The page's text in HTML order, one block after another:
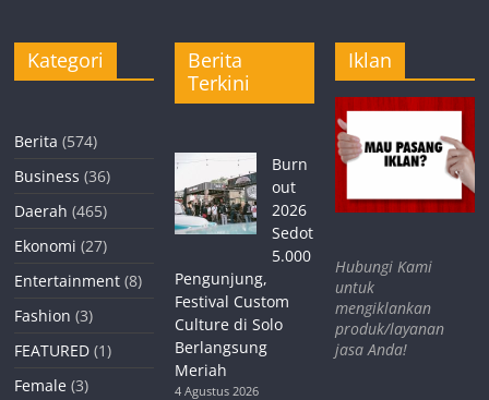
Kategori
Berita (574)
Business (36)
Daerah (465)
Ekonomi (27)
Entertainment (8)
Fashion (3)
FEATURED (1)
Female (3)
Berita
Terkini
Burn
out
2026
Sedot
5.000
Pengunjung,
Festival Custom
Culture di Solo
Berlangsung
Meriah
4 Agustus 2026
Iklan
Hubungi Kami
untuk
mengiklankan
produk/layanan
jasa Anda!